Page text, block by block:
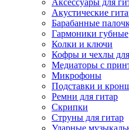
Аксессуары для
Акустические
Барабанные
Гармоники губные
Колки и ключи
Кофры и чехлы
Медиаторы с
Микрофоны
Подставки и
Ремни для гитар
Скрипки
Струны для гитар
Ударные